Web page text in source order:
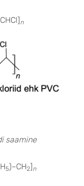
n
saamine
H5)–CH2]n